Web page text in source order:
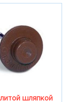
литой шляпкой